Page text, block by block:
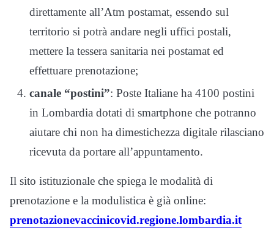
direttamente all’Atm postamat, essendo sul
territorio si potrà andare negli uffici postali,
mettere la tessera sanitaria nei postamat ed
effettuare prenotazione;
canale “postini”: Poste Italiane ha 4100 postini
in Lombardia dotati di smartphone che potranno
aiutare chi non ha dimestichezza digitale rilasciano
ricevuta da portare all’appuntamento.
Il sito istituzionale che spiega le modalità di
prenotazione e la modulistica è già online:
prenotazionevaccinicovid.regione.lombardia.it